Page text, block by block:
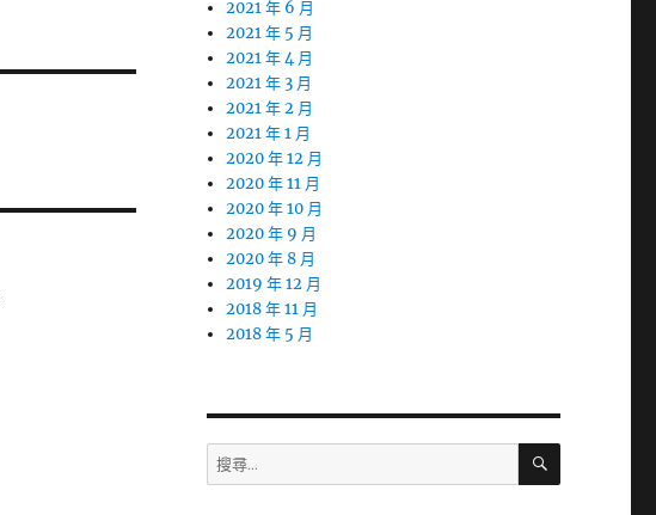
2021 年 6 月
2021 年 5 月
2021 年 4 月
2021 年 3 月
2021 年 2 月
2021 年 1 月
2020 年 12 月
2020 年 11 月
2020 年 10 月
2020 年 9 月
2020 年 8 月
2019 年 12 月
2018 年 11 月
2018 年 5 月
搜
尋
搜